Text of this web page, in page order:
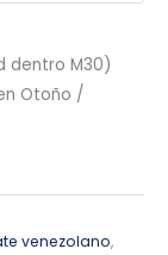
dentro M30)
Otoño /
venezolano,